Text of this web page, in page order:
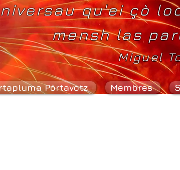
qu'ei çò
mensh las
Miguel
Pòrtavotz Membres